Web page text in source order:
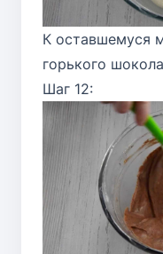
К оставшемуся
горького
Шаг 12: